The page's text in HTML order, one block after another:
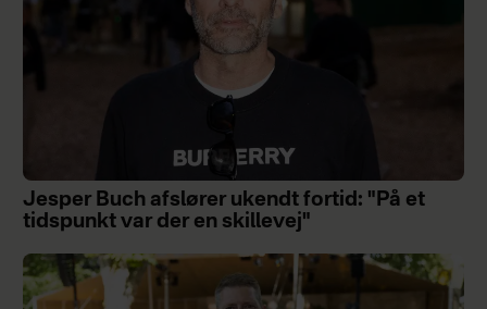
Jesper Buch afslører ukendt fortid: "På et
tidspunkt var der en skillevej"